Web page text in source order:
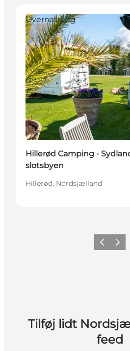
Overnatning
Hillerød Camping -
slotsbyen
Hillerød, Nordsjælland
ForrigeNæste
Tilføj lidt
feed